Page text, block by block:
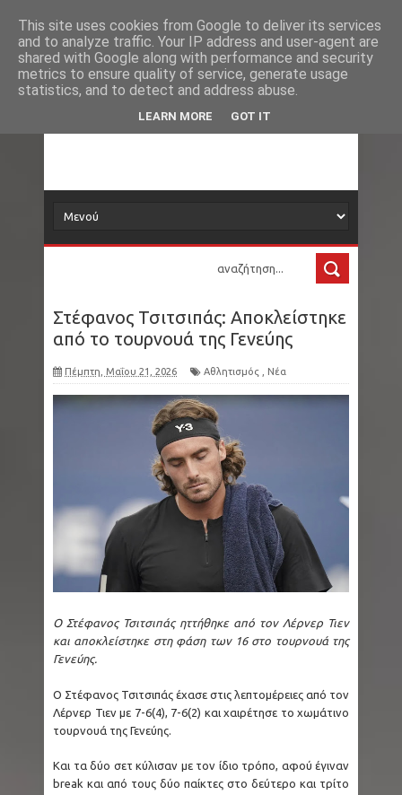
Νέα Loading...
δορυφόρος
Τα νέα όλου του κόσμου στο πιάτο σας
Στέφανος Τσιτσιπάς: Αποκλείστηκε
από το τουρνουά της Γενεύης
Πέμπτη, Μαΐου 21, 2026 Αθλητισμός Νέα
Ο Στέφανος Τσιτσιπάς ηττήθηκε από τον Λέρνερ Τιεν
και αποκλείστηκε στη φάση των 16 στο τουρνουά της
Γενεύης.
Ο Στέφανος Τσιτσιπάς έχασε στις λεπτομέρειες από τον
Λέρνερ Τιεν με 7-6(4), 7-6(2) και χαιρέτησε το χωμάτινο
τουρνουά της Γενεύης.
Και τα δύο σετ κύλισαν με τον ίδιο τρόπο, αφού έγιναν
break και από τους δύο παίκτες στο δεύτερο και τρίτο
This site uses cookies from Google to deliver its services
and to analyze traffic. Your IP address and user-agent are
shared with Google along with performance and security
metrics to ensure quality of service, generate usage
statistics, and to detect and address abuse.
LEARN MORE GOT IT